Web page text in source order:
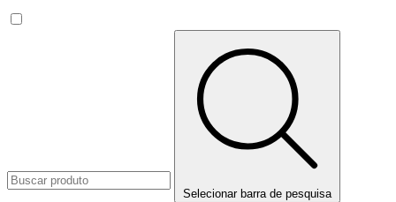
Selecionar barra de pesquisa